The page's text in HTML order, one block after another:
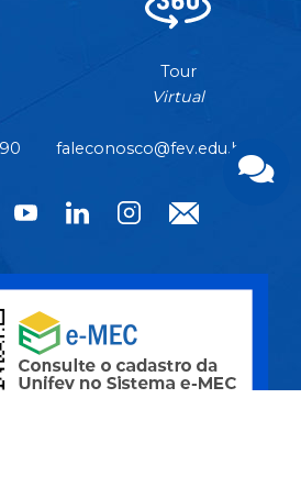
Tour
Virtual
faleconosco@fev.edu.br